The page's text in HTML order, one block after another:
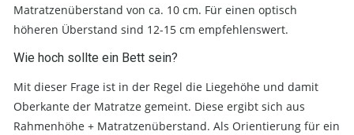
Matratzenüberstand von ca. 10 cm. Für einen optisch
höheren Überstand sind 12-15 cm empfehlenswert.
Wie hoch sollte ein Bett sein?
Mit dieser Frage ist in der Regel die Liegehöhe und damit
Oberkante der Matratze gemeint. Diese ergibt sich aus
Rahmenhöhe + Matratzenüberstand. Als Orientierung für ein